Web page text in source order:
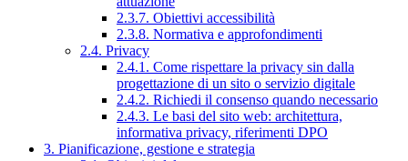
2.3.7. Obiettivi accessibilità
2.3.8. Normativa e approfondimenti
2.4. Privacy
2.4.1. Come rispettare la privacy sin dalla
progettazione di un sito o servizio digitale
2.4.2. Richiedi il consenso quando necessario
2.4.3. Le basi del sito web: architettura,
informativa privacy, riferimenti DPO
3. Pianificazione, gestione e strategia